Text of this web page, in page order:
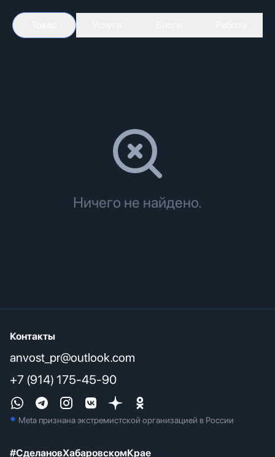
Ничего не найдено.
Контакты
anvost_pr@outlook.com
+7 (914) 175-45-90
* Meta признана экстремистcкой организацией в России
#СделановХабаровскомКрае